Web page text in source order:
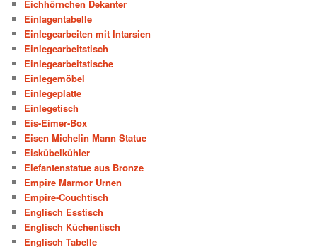
Eichhörnchen Dekanter
Einlagentabelle
Einlegearbeiten mit Intarsien
Einlegearbeitstisch
Einlegearbeitstische
Einlegemöbel
Einlegeplatte
Einlegetisch
Eis-Eimer-Box
Eisen Michelin Mann Statue
Eiskübelkühler
Elefantenstatue aus Bronze
Empire Marmor Urnen
Empire-Couchtisch
Englisch Esstisch
Englisch Küchentisch
Englisch Tabelle